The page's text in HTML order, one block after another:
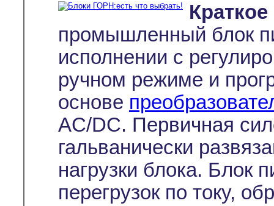
промышленный блок
исполнении с
ручном режиме и
основе
AC/DC. Первичная
гальванически
нагрузки блока. Блок
перегрузок по току,